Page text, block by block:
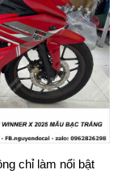
chỉ làm nổi bật